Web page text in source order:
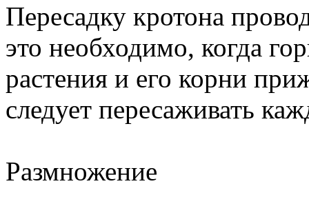
Пересадку кротона
это необходимо, когда
растения и его корни
следует пересаживать
Размножение